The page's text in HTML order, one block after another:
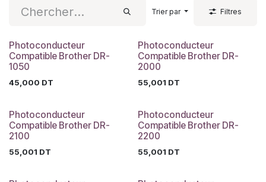
Trier par Filtres
Photoconducteur
Compatible Brother DR-
1050
45,000 DT
Photoconducteur
Compatible Brother DR-
2000
55,001 DT
Photoconducteur
Compatible Brother DR-
2100
55,001 DT
Photoconducteur
Compatible Brother DR-
2200
55,001 DT